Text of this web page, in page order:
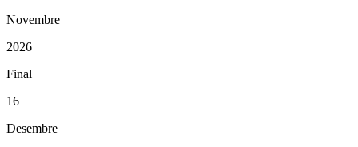
Novembre
2026
Final
16
Desembre